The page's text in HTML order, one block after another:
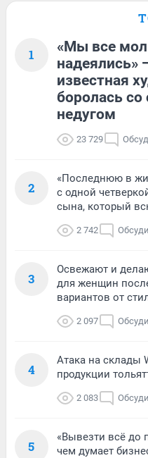
1
«Мы все
надеялись»
известная
боролась
недугом
23 729
2
«Последнюю в
с одной
сына, который
2 742
3
Освежают и
для женщин
вариантов от
2 097
4
Атака на склады
продукции
2 083
5
«Вывезти всё до
чем думает